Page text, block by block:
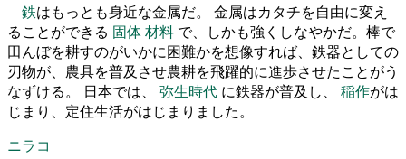
鉄はもっとも身近な金属だ。 金属はカタチを自由に変え
ることができる 固体材料 で、しかも強くしなやかだ。棒で
田んぼを耕すのがいかに困難かを想像すれば、鉄器としての
刃物が、農具を普及させ農耕を飛躍的に進歩させたことがう
なずける。 日本では、 弥生時代 に鉄器が普及し、 稲作がは
じまり、定住生活がはじまりました。
ニラコ